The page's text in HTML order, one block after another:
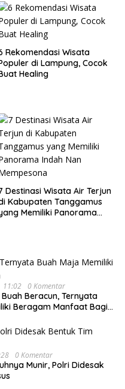
Rekomendasi Wisata
di Lampung, Cocok
Healing
Destinasi Wisata Air Terjun
Kabupaten Tanggamus
Memiliki Panorama
11:02 0 Komentar
Beracun, Ternyata
Beragam Manfaat Bagi
0 Komentar
Munir, Polri Didesak